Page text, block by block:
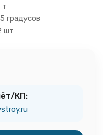
т
градусов
шт
КП: